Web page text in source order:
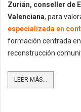
Zurián, conseller de
Valenciana, para
especializada en
formación centrada
reconstrucción
LEER MÁS...